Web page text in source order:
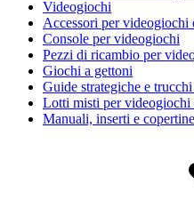
Videogiochi
Accessori per videogiochi
Console per videogiochi
Pezzi di ricambio per
Giochi a gettoni
Guide strategiche e
Lotti misti per videogiochi
Manuali, inserti e